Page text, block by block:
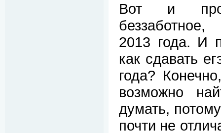
Вот и
2013 года. И
как сдавать
года?
возможно
думать,
почти не